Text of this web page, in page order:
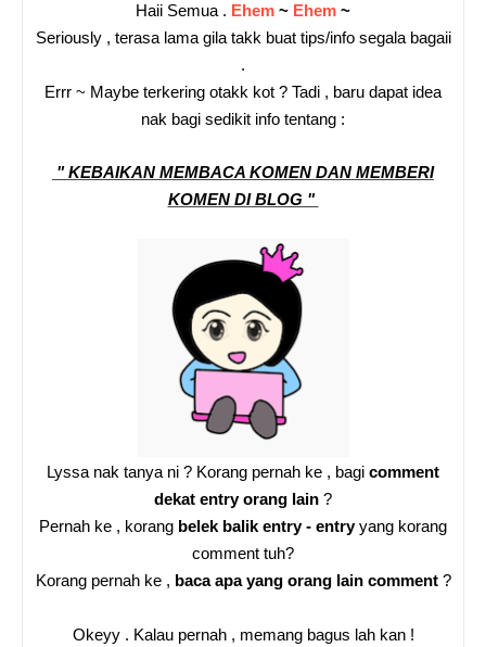
Haii Semua . Ehem ~ Ehem ~
Seriously , terasa lama gila takk buat tips/info segala bagaii
.
Errr ~ Maybe terkering otakk kot ? Tadi , baru dapat idea
nak bagi sedikit info tentang :
" KEBAIKAN MEMBACA KOMEN DAN MEMBERI
KOMEN DI BLOG "
Lyssa nak tanya ni ? Korang pernah ke , bagi comment
dekat entry orang lain ?
Pernah ke , korang belek balik entry - entryyang korang
comment tuh?
Korang pernah ke , baca apa yang orang lain comment?
Okeyy . Kalau pernah , memang bagus lah kan !